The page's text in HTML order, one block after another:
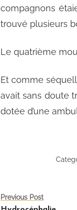
compagnons
trouvé plusieurs
Le quatrième
Et comme
avait sans doute
dotée d’une
P
Previous Post